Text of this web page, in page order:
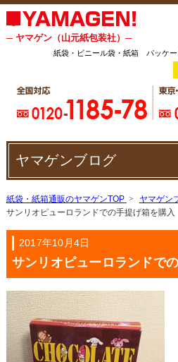
─ ヤマゲン（山元紙包装社）─
紙袋・ビニール袋・紙箱 パッケ
ヤマゲンブログ
紙袋・紙箱通販のヤマゲンTOP
ヤマゲン
サンリオピューロランドでの手提げ箱を購入
2017年10月4日
サンリオピューロランドで